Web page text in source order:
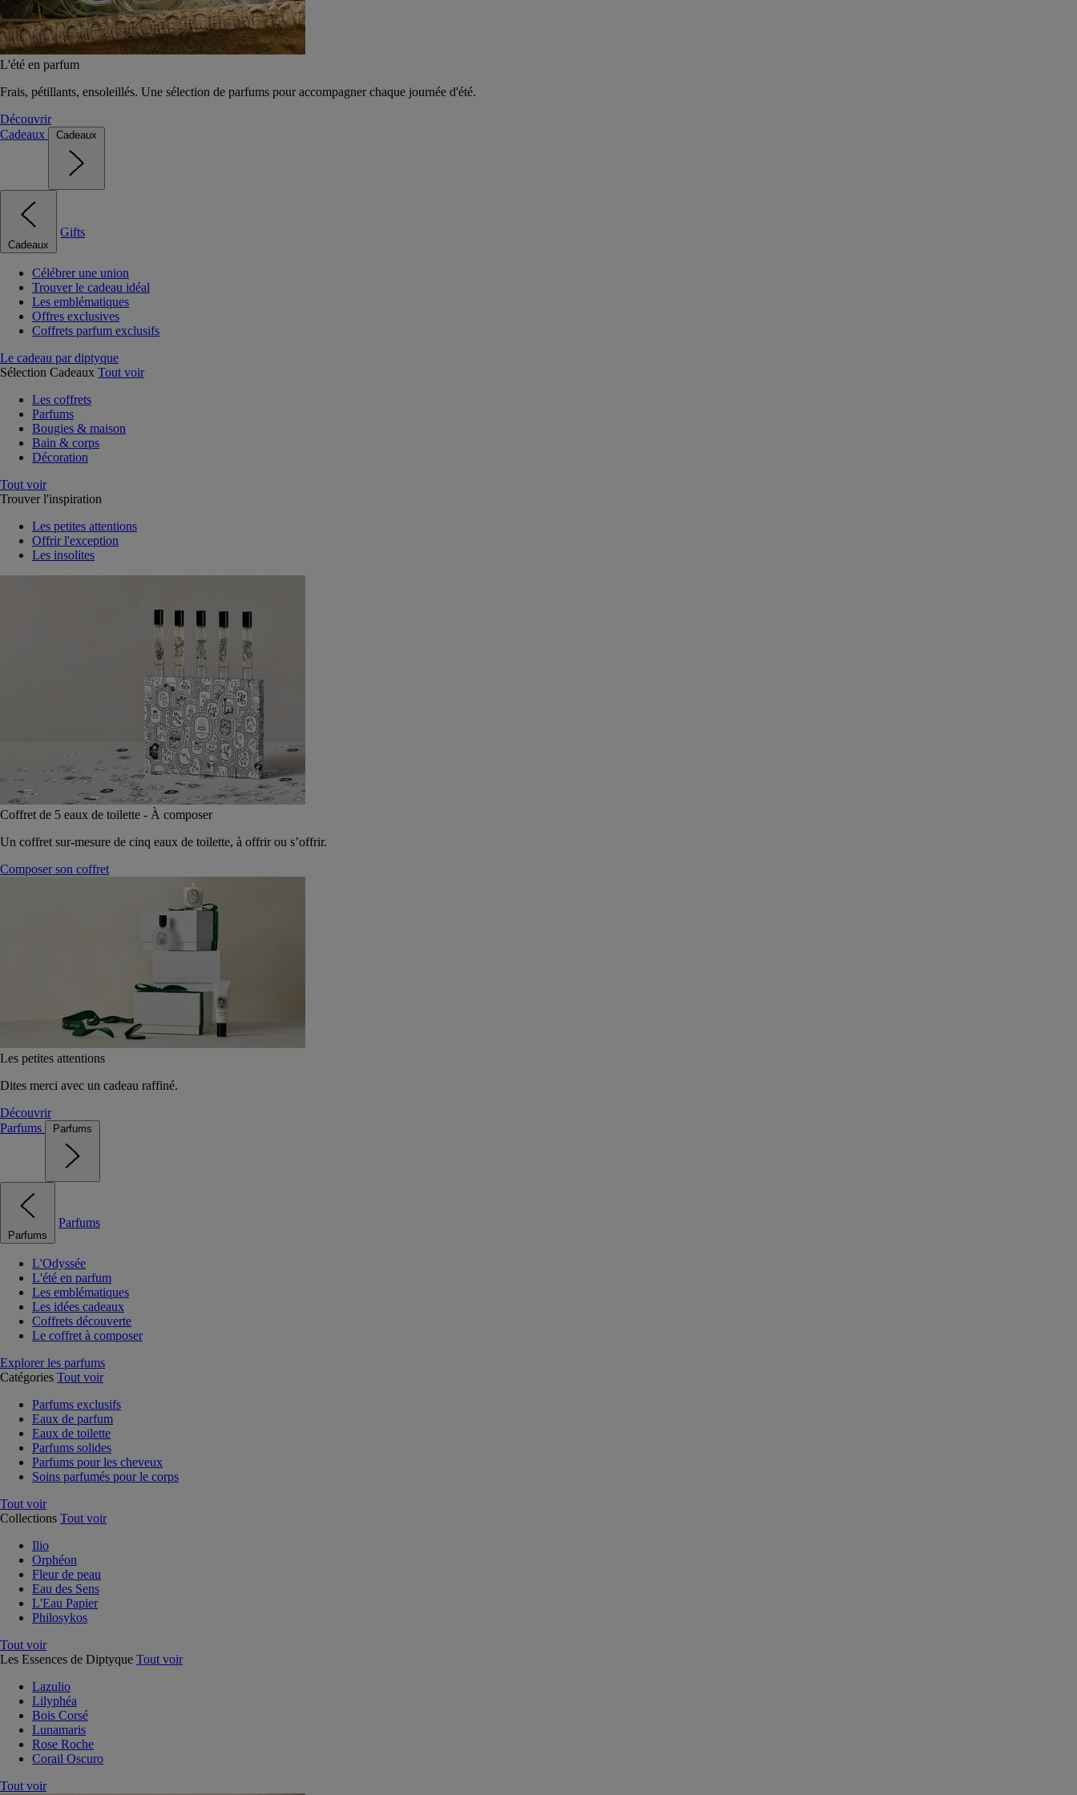
L'été en parfum
Frais, pétillants, ensoleillés. Une sélection de parfums pour accompagner chaque journée d'été.
Découvrir
Cadeaux
Cadeaux
Cadeaux
Gifts
Célébrer une union
Trouver le cadeau idéal
Les emblématiques
Offres exclusives
Coffrets parfum exclusifs
Le cadeau par diptyque
Sélection Cadeaux Tout voir
Les coffrets
Parfums
Bougies & maison
Bain & corps
Décoration
Tout voir
Trouver l'inspiration
Les petites attentions
Offrir l'exception
Les insolites
Coffret de 5 eaux de toilette - À composer
Un coffret sur-mesure de cinq eaux de toilette, à offrir ou s’offrir.
Composer son coffret
Les petites attentions
Dites merci avec un cadeau raffiné.
Découvrir
Parfums
Parfums
Parfums
Parfums
L'Odyssée
L'été en parfum
Les emblématiques
Les idées cadeaux
Coffrets découverte
Le coffret à composer
Explorer les parfums
Catégories Tout voir
Parfums exclusifs
Eaux de parfum
Eaux de toilette
Parfums solides
Parfums pour les cheveux
Soins parfumés pour le corps
Tout voir
Collections Tout voir
Ilio
Orphéon
Fleur de peau
Eau des Sens
L'Eau Papier
Philosykos
Tout voir
Les Essences de Diptyque Tout voir
Lazulio
Lilyphéa
Bois Corsé
Lunamaris
Rose Roche
Corail Oscuro
Tout voir